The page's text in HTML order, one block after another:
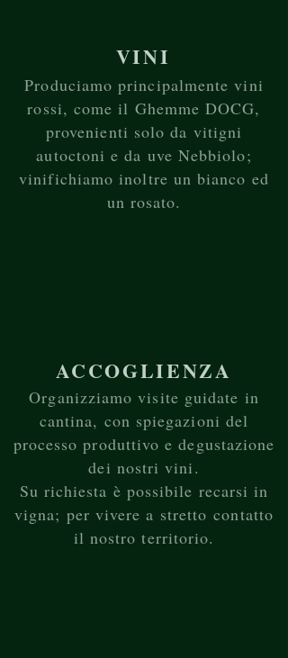
VINI
Produciamo principalmente vini
rossi, come il Ghemme DOCG,
provenienti solo da vitigni
autoctoni e da uve Nebbiolo;
vinifichiamo inoltre un bianco ed
un rosato.
Organizziamovisite guidate in
cantina, con spiegazioni del
processo produttivo e degustazione
dei nostri vini.
Su richiesta è possibile recarsi in
vigna; per vivere a stretto contatto
il nostro territorio.
ACCOGLIENZA